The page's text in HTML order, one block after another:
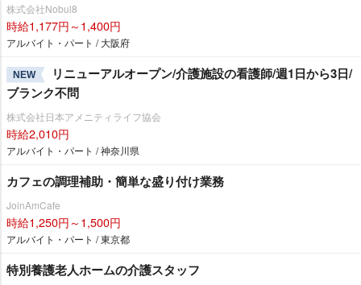
株式会社Nobul8
時給1,177円～1,400円
アルバイト・パート / 大阪府
NEW
リニューアルオープン/介護施設の看護師/週1日から3日/
ブランク不問
株式会社日本アメニティライフ協会
時給2,010円
アルバイト・パート / 神奈川県
カフェの調理補助・簡単な盛り付け業務
JoinAmCafe
時給1,250円～1,500円
アルバイト・パート / 東京都
特別養護老人ホームの介護スタッフ